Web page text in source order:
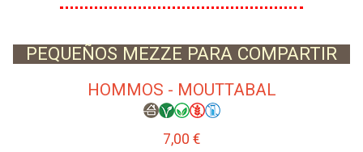
PEQUEÑOS MEZZE PARA COMPARTIR
HOMMOS - MOUTTABAL
7,00 €